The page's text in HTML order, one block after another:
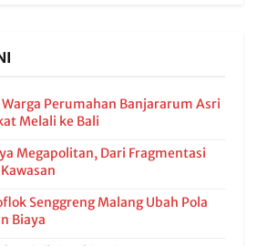
Perumahan Banjararum Asri
Melali ke Bali
Megapolitan, Dari Fragmentasi
Senggreng Malang Ubah Pola
Biaya